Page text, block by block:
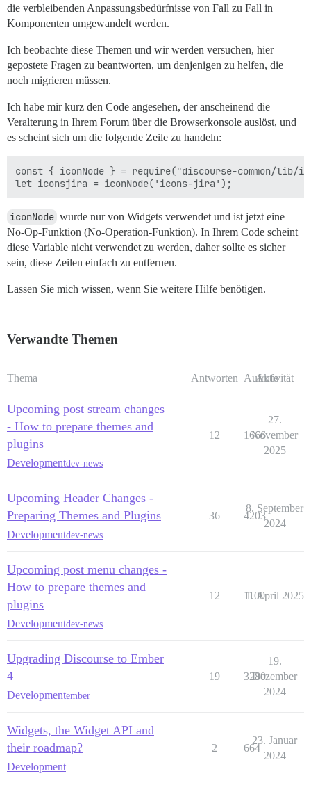
die verbleibenden Anpassungsbedürfnisse von Fall zu Fall in
Komponenten umgewandelt werden.
Ich beobachte diese Themen und wir werden versuchen, hier
gepostete Fragen zu beantworten, um denjenigen zu helfen, die
noch migrieren müssen.
Ich habe mir kurz den Code angesehen, der anscheinend die
Veralterung in Ihrem Forum über die Browserkonsole auslöst, und
es scheint sich um die folgende Zeile zu handeln:
const { iconNode } = require("discourse-common/
iconNode wurde nur von Widgets verwendet und ist jetzt eine
No-Op-Funktion (No-Operation-Funktion). In Ihrem Code scheint
diese Variable nicht verwendet zu werden, daher sollte es sicher
sein, diese Zeilen einfach zu entfernen.
Lassen Sie mich wissen, wenn Sie weitere Hilfe benötigen.
Verwandte Themen
Thema Antworten Aufrufe
Aktivität
Upcoming post stream changes
- How to prepare themes and
plugins
Developmentdev-news
12 1666
27.
November
2025
Upcoming Header Changes -
Preparing Themes and Plugins
Developmentdev-news
36 4203
8. September
2024
Upcoming post menu changes -
How to prepare themes and
plugins
Developmentdev-news
12 1100
1. April 2025
Upgrading Discourse to Ember
4
Developmentember
19 3280
19.
Dezember
2024
Widgets, the Widget API and
their roadmap?
Development
2 664
23. Januar
2024